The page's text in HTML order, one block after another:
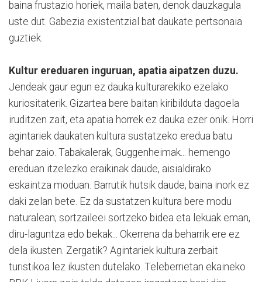
baina frustazio horiek, maila baten, denok dauzkagula
uste dut. Gabezia existentzial bat daukate pertsonaia
guztiek.
Kultur ereduaren inguruan, apatia aipatzen duzu.
Jendeak gaur egun ez dauka kulturarekiko ezelako
kuriositaterik. Gizartea bere baitan kiribilduta dagoela
iruditzen zait, eta apatia horrek ez dauka ezer onik. Horri
agintariek daukaten kultura sustatzeko eredua batu
behar zaio. Tabakalerak, Guggenheimak... hemengo
ereduan itzelezko eraikinak daude, aisialdirako
eskaintza moduan. Barrutik hutsik daude, baina inork ez
daki zelan bete. Ez da sustatzen kultura bere modu
naturalean; sortzaileei sortzeko bidea eta lekuak eman,
diru-laguntza edo bekak... Okerrena da beharrik ere ez
dela ikusten. Zergatik? Agintariek kultura zerbait
turistikoa lez ikusten dutelako. Teleberrietan ekaineko